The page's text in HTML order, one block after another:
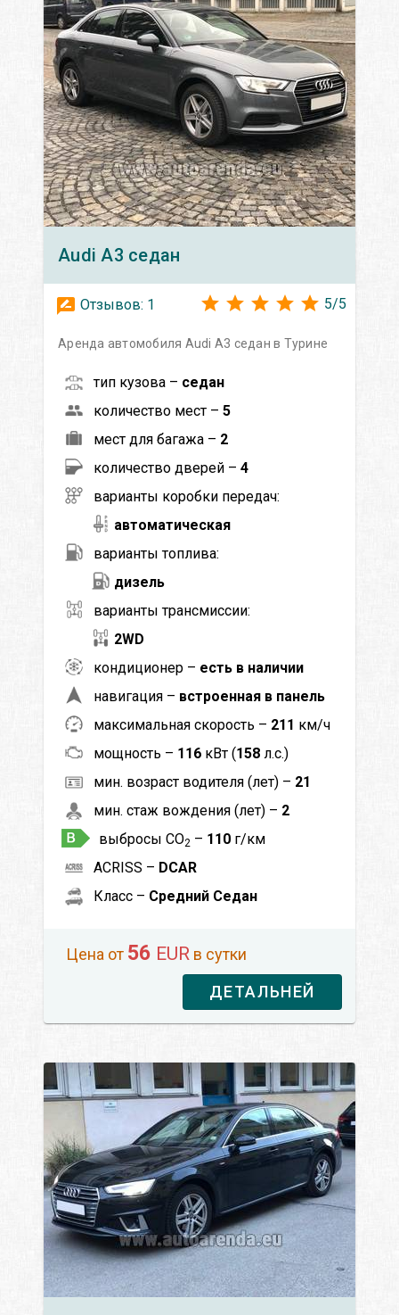
Audi A3 седан
Отзывов: 1 5/5
Аренда автомобиля Audi A3 седан в Турине
тип кузова – седан
количество мест – 5
мест для багажа – 2
количество дверей – 4
варианты коробки передач:
автоматическая
варианты топлива:
дизель
варианты трансмиссии:
2WD
кондиционер – есть в наличии
навигация – встроенная в панель
максимальная скорость – 211 км/ч
мощность – 116 кВт (158 л.с.)
мин. возраст водителя (лет) – 21
мин. стаж вождения (лет) – 2
выбросы CO2 – 110 г/км
ACRISS – DCAR
Класс – Средний Седан
Цена от 56 EUR в сутки
ДЕТАЛЬНЕЙ